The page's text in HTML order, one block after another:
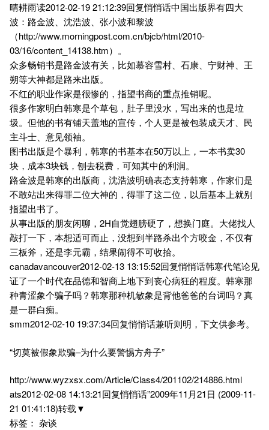
晴耕雨读2012-02-19 21:12:39回复悄悄话中国出版界有四大
波：路金波、沈浩波、张小波和黎波
（http://www.morningpost.com.cn/bjcb/html/2010-
03/16/content_14138.htm）。
众多畅销书是路金波有关，比如慕容雪村、石康、宁财神、王
朔等大神都是路来出版。
不红的职业作家是很惨的，指望书商的重点推销呢。
很多作家明白韩寒是个草包，肚子里没水，写出来的也是垃
圾。但他的书有铺天盖地的宣传，个人更是被包装成天才、民
主斗士、意见领袖。
图书出版是个暴利，韩寒的书基本在50万以上，一本书卖30
块，成本3块钱，刨去税费，可知其中的利润。
路金波是韩寒的出版商，沈浩波明确表态支持韩寒，作家们是
不敢站出来得罪二位大神的，得罪了这二位，以后基本上就别
指望出书了。
从事出版的朋友闲聊，2H自觉翅膀硬了，想换门庭。大佬找人
敲打一下，本想适可而止，没想到半路杀出个方咬金，不仅有
三板斧，还是李元霸，结果闹得不可收拾。
canadavancouver2012-02-13 13:15:52回复悄悄话韩寒代笔论见
证了一个时代在品德和智商上地下到丧心病狂的程度。韩寒那
种青涩象个骗子吗？韩寒那种机敏象是背他爸爸的台词吗？真
是一群白痴。
smm2012-02-10 19:37:34回复悄悄话兼听则明，下文供参考。
“切莫被假象欺骗–为什么要警惕方舟子”
http://www.wyzxsx.com/Article/Class4/201102/214886.html
ats2012-02-08 14:13:21回复悄悄话”2009年11月21日 (2009-11-
21 01:41:18)转载▼
标签： 杂谈